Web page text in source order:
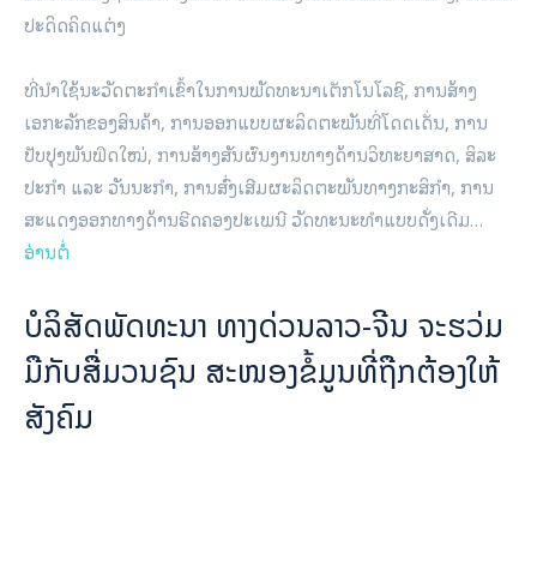
ປະດິດ​ຄິດ​ແຕ່ງ
ທີ່​ນໍາ​ໃຊ້​ນະ​ວັດຕະ​ກຳ​ເຂົ້າ​ໃນ​ການ​ພັດທະນາ​ເຕັກ​ໂນ​ໂລ​ຊີ, ການ​ສ້າງ​
ເອກະລັກ​ຂອງ​ສິນຄ້າ, ການ​ອອກ​ແບບ​ຜະລິດ​ຕະ​ພັນ​ທີ່​ໂດດ​ເດັ່ນ, ການ​
ປັບປຸງ​ພັນ​ພືດ​ໃໝ່, ການ​ສ້າງສັນ​ຜົນງານ​ທາງ​ດ້ານ​ວິທະຍາສາດ, ສິລະ​
ປະ​ກໍາ ແລະ ວັນ​ນະ​ກໍາ, ການ​ສົ່ງເສີມ​ຜະລິດ​ຕະ​ພັນ​ທາງ​ກະ​ສິ​ກໍາ, ການ
ສະແດງ​ອອກ​ທາງ​ດ້ານ​ຮີດຄອງ​ປະເພນີ ວັດທະນະທຳ​ແບບ​ດັ່ງເດີມ…
ອ່ານຕໍ່
ບໍ​ລິ​ສັດພັດ​ທະ​ນາ ທາງ​ດ່ວນ​ລາວ-ຈີນ ຈະ​ຮ​ວ່ມ​
ມື​ກັບ​ສື່​ມວນ​ຊົນ ​ສ​ະ​ໜອງ​ຂໍ້​ມູນ​ທີ່​ຖືກ​ຕ້ອງ​ໃຫ້​
ສັງ​ຄົມ